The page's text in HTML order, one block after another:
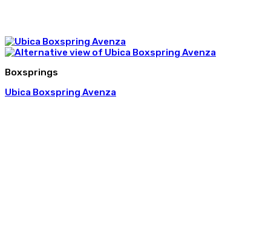
Boxsprings
Ubica Boxspring Avenza